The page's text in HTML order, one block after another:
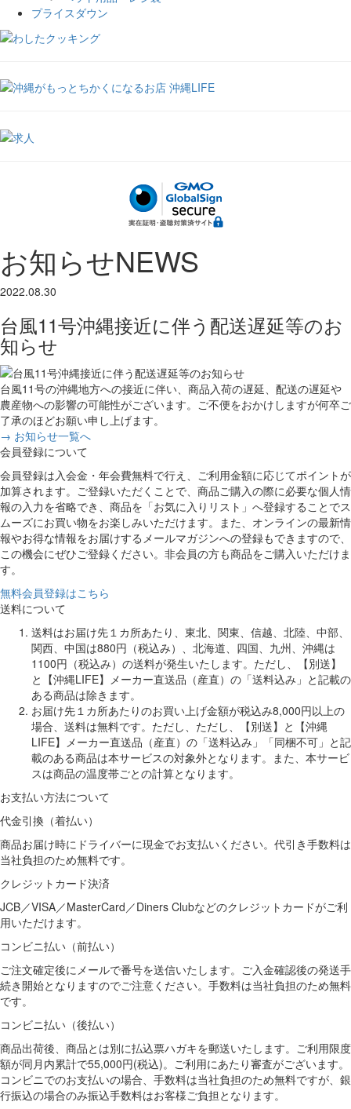
プライスダウン
お知らせNEWS
2022.08.30
台風11号沖縄接近に伴う配送遅延等のお
知らせ
台風11号の沖縄地方への接近に伴い、商品入荷の遅延、配送の遅延や
農産物への影響の可能性がございます。ご不便をおかけしますが何卒ご
了承のほどお願い申し上げます。
→ お知らせ一覧へ
会員登録について
会員登録は入会金・年会費無料で行え、ご利用金額に応じてポイントが
加算されます。ご登録いただくことで、商品ご購入の際に必要な個人情
報の入力を省略でき、商品を「お気に入りリスト」へ登録することでス
ムーズにお買い物をお楽しみいただけます。また、オンラインの最新情
報やお得な情報をお届けするメールマガジンへの登録もできますので、
この機会にぜひご登録ください。非会員の方も商品をご購入いただけま
す。
無料会員登録はこちら
送料について
送料はお届け先１カ所あたり、東北、関東、信越、北陸、中部、
関西、中国は880円（税込み）、北海道、四国、九州、沖縄は
1100円（税込み）の送料が発生いたします。ただし、【別送】
と【沖縄LIFE】メーカー直送品（産直）の「送料込み」と記載の
ある商品は除きます。
お届け先１カ所あたりのお買い上げ金額が税込み8,000円以上の
場合、送料は無料です。ただし、ただし、【別送】と【沖縄
LIFE】メーカー直送品（産直）の「送料込み」「同梱不可」と記
載のある商品は本サービスの対象外となります。また、本サービ
スは商品の温度帯ごとの計算となります。
お支払い方法について
代金引換（着払い）
商品お届け時にドライバーに現金でお支払いください。代引き手数料は
当社負担のため無料です。
クレジットカード決済
JCB／VISA／MasterCard／Diners Clubなどのクレジットカードがご利
用いただけます。
コンビニ払い（前払い）
ご注文確定後にメールで番号を送信いたします。ご入金確認後の発送手
続き開始となりますのでご注意ください。手数料は当社負担のため無料
です。
コンビニ払い（後払い）
商品出荷後、商品とは別に払込票ハガキを郵送いたします。ご利用限度
額が同月内累計で55,000円(税込)。ご利用にあたり審査がございます。
コンビニでのお支払いの場合、手数料は当社負担のため無料ですが、銀
行振込の場合のみ振込手数料はお客様ご負担となります。